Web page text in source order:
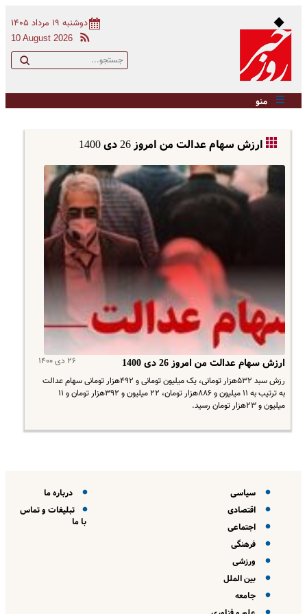
دوشنبه ۱۹ مرداد ۱۴۰۵
10 August 2026
منو
ارزش سهام عدالت من امروز 26 دی 1400
۲۶ دی ۱۴۰۰ ارزش سهام عدالت من امروز 26 دی 1400
رزش سبد ۵۳۲هزار تومانی، یک میلیون تومانی و ۴۹۲هزار تومانی سهام عدالت
به ترتیب به ۱۱ میلیون و ۸۸۶هزار تومان، ۲۲ میلیون و ۳۹۲هزار تومان و ۱۱
میلیون و ۲۳هزار تومان رسید.
سیاسی
اقتصادی
اجتماعی
فرهنگی
ورزشی
بین الملل
جامعه
درباره ما
تبلیغات و تماس
با ما